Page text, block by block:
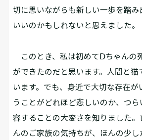
切に思いながらも新しい一歩を踏み
いいのかもしれないと思えました。
このとき、私は初めてⅮちゃんの
ができたのだと思います。人間と猫
います。でも、身近で大切な存在が
うことがどれほど悲しいのか、つ
容することの大変さを知りました。
んのご家族の気持ちが、ほんの少し